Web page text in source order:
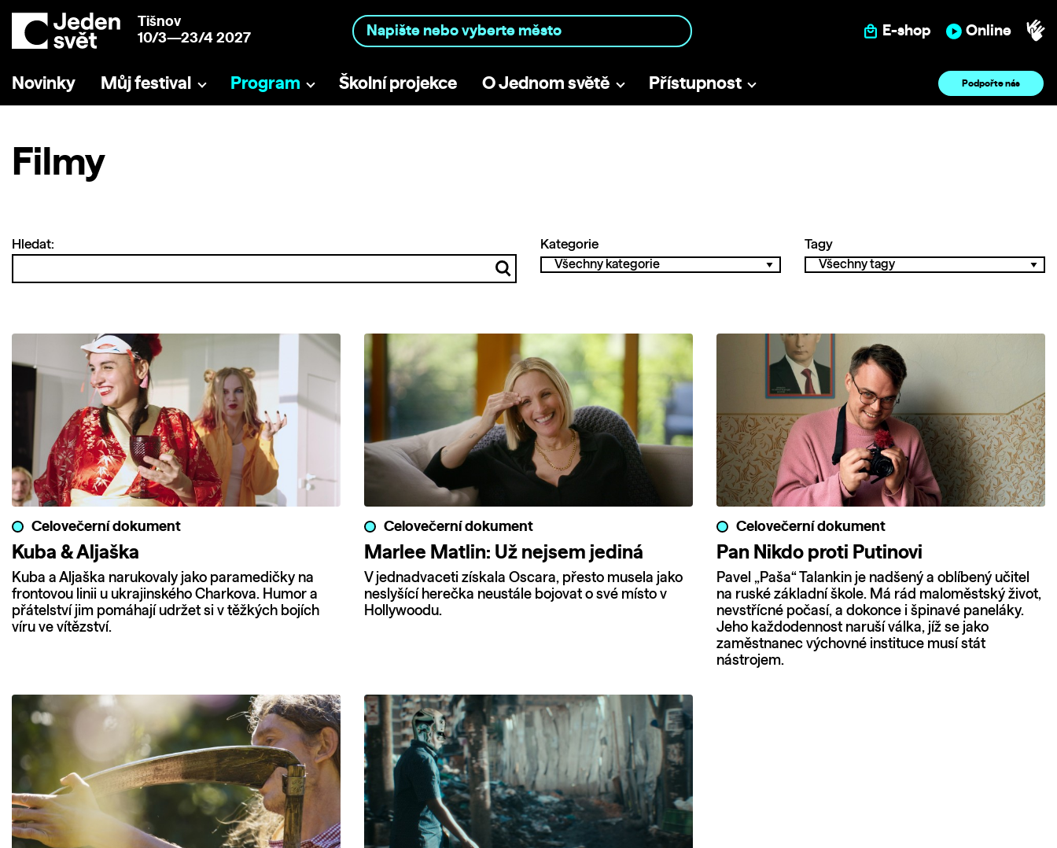
Tišnov
10/3—23/4 2027
E-shop Online
Novinky Můj festival Program Školní projekce O Jednom světě Přístupnost Podpořte nás
Filmy
Hledat: Kategorie Tagy
Celovečerní dokument
Kuba & Aljaška
Kuba a Aljaška narukovaly jako paramedičky na
frontovou linii u ukrajinského Charkova. Humor a
přátelství jim pomáhají udržet si v těžkých bojích
víru ve vítězství.
Celovečerní dokument
Marlee Matlin: Už nejsem jediná
V jednadvaceti získala Oscara, přesto musela jako
neslyšící herečka neustále bojovat o své místo v
Hollywoodu.
Celovečerní dokument
Pan Nikdo proti Putinovi
Pavel „Paša“ Talankin je nadšený a oblíbený učitel
na ruské základní škole. Má rád maloměstský život,
nevstřícné počasí, a dokonce i špinavé paneláky.
Jeho každodennost naruší válka, jíž se jako
zaměstnanec výchovné instituce musí stát
nástrojem.